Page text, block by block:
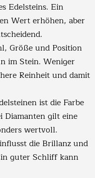
Edelsteins. Ein
Wert erhöhen, aber
Größe und Position
im Stein. Weniger
Reinheit und damit
ist die Farbe
Diamanten gilt eine
wertvoll.
die Brillanz und
guter Schliff kann